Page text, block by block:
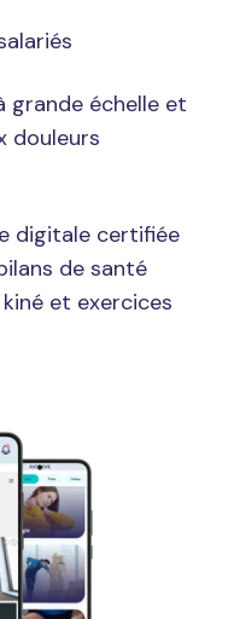
grande échelle et
douleurs
digitale certifiée
de santé
et exercices